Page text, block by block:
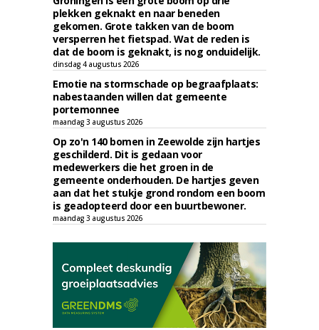
plekken geknakt en naar beneden
gekomen. Grote takken van de boom
versperren het fietspad. Wat de reden is
dat de boom is geknakt, is nog onduidelijk.
dinsdag 4 augustus 2026
Emotie na stormschade op begraafplaats:
nabestaanden willen dat gemeente
portemonnee
maandag 3 augustus 2026
Op zo'n 140 bomen in Zeewolde zijn hartjes
geschilderd. Dit is gedaan voor
medewerkers die het groen in de
gemeente onderhouden. De hartjes geven
aan dat het stukje grond rondom een boom
is geadopteerd door een buurtbewoner.
maandag 3 augustus 2026